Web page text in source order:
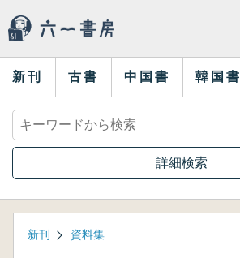
新刊 古書 中国書 韓国書
詳細検索
新刊 資料集